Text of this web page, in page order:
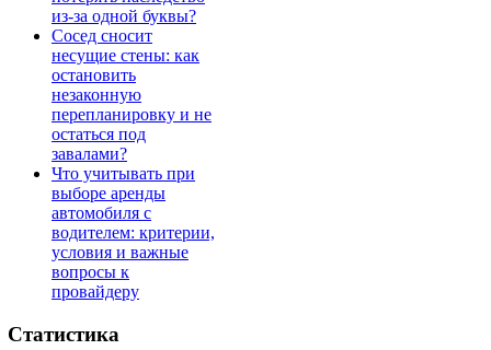
из-за одной буквы?
Сосед сносит
несущие стены: как
остановить
незаконную
перепланировку и не
остаться под
завалами?
Что учитывать при
выборе аренды
автомобиля с
водителем: критерии,
условия и важные
вопросы к
провайдеру
Статистика